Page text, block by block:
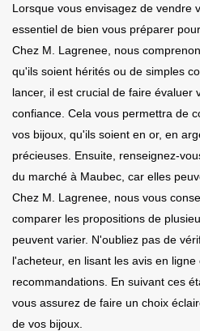
Lorsque vous envisagez de vendre
essentiel de bien vous préparer
Chez M. Lagrenee, nous
qu'ils soient hérités ou de simples
lancer, il est crucial de faire évaluer
confiance. Cela vous permettra de
vos bijoux, qu'ils soient en or, en
précieuses. Ensuite, renseignez-
du marché à Maubec, car elles
Chez M. Lagrenee, nous vous
comparer les propositions de
peuvent varier. N'oubliez pas de
l'acheteur, en lisant les avis en
recommandations. En suivant ces
vous assurez de faire un choix
de vos bijoux.